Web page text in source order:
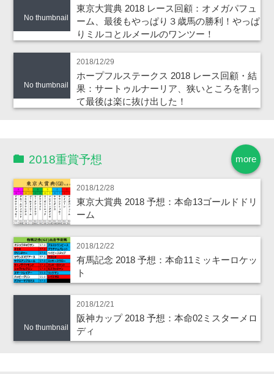
No thumbnail
東京大賞典 2018 レース回顧：オメガパフュ
ーム、最後もやっぱり３歳馬の勝利！やっぱ
りミルコとルメールのワンツー！
No thumbnail
2018/12/29
ホープフルステークス 2018 レース回顧・結
果：サートゥルナーリア、狭いところを割っ
て最後は楽に抜け出した！
more
2018重賞予想
2018/12/28
東京大賞典 2018 予想：本命13ゴールドドリ
ーム
2018/12/22
有馬記念 2018 予想：本命11ミッキーロケッ
ト
No thumbnail
2018/12/21
阪神カップ 2018 予想：本命02ミスターメロ
ディ